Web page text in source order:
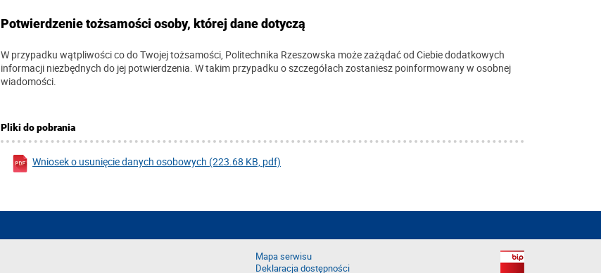
Potwierdzenie tożsamości osoby, której dane dotyczą
W przypadku wątpliwości co do Twojej tożsamości, Politechnika Rzeszowska może zażądać od Ciebie dodatkowych
informacji niezbędnych do jej potwierdzenia. W takim przypadku o szczegółach zostaniesz poinformowany w osobnej
wiadomości.
Pliki do pobrania
Wniosek o usunięcie danych osobowych (223.68 KB, pdf)
Mapa serwisu
Deklaracja dostępności